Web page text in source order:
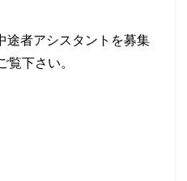
途者アシスタントを募集
覧下さい。